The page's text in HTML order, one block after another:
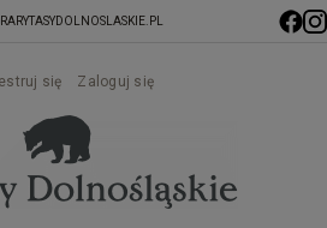
się Zaloguj się